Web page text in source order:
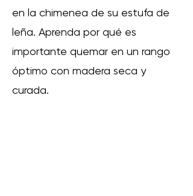
en la chimenea de su estufa de
leña. Aprenda por qué es
importante quemar en un rango
óptimo con madera seca y
curada.